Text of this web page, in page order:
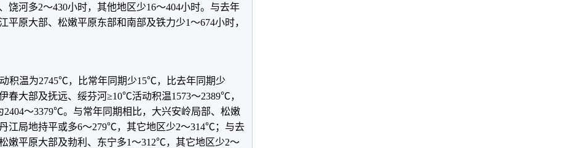
饶河多2～430小时，其他地区少16～404小时。与去年
平原大部、松嫩平原东部和南部及铁力少1～674小时，
积温为2745℃，比常年同期少15℃，比去年同期少
春大部及抚远、绥芬河≥10℃活动积温1573～2389℃，
～3379℃。与常年同期相比，大兴安岭局部、松嫩
江局地持平或多6～279℃，其它地区少2～314℃；与去
嫩平原大部及勃利、东宁多1～312℃，其它地区少2～